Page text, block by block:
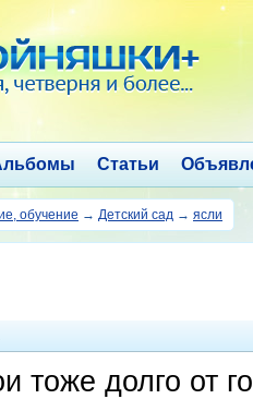
Статьи
обучение → Детский сад → ясли
тоже долго от